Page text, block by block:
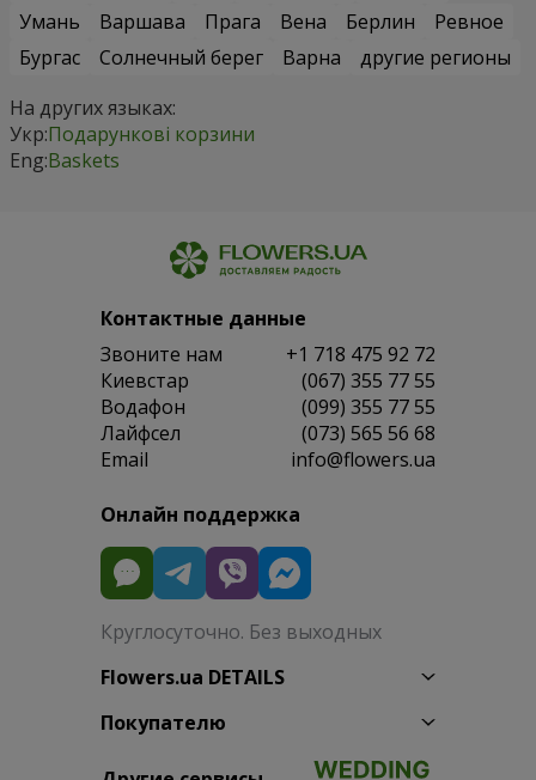
Умань
Варшава Прага Вена Берлин
Ревное
Бургас
Солнечный берег Варна
другие регионы
На других языках:
Укр:Подарункові корзини
Eng:Baskets
Контактные данные
Звоните нам
+1 718 475 92 72
Киевстар
(067) 355 77 55
Водафон
(099) 355 77 55
Лайфсел
(073) 565 56 68
Email
info@flowers.ua
Онлайн поддержка
Круглосуточно. Без выходных
Flowers.ua DETAILS
Покупателю